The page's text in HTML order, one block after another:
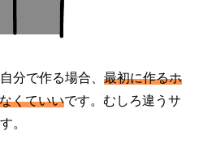
分で作る場合、最初に作るホ
くていいです。むしろ違うサ
。